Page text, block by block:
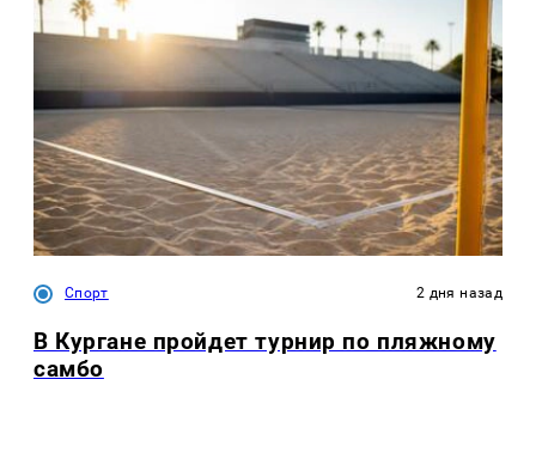
Спорт 2 дня назад
В Кургане пройдет турнир по пляжному
самбо